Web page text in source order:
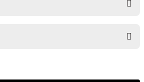
öneri formunu kullanarak tarafımıza
ilk yorumu siz yapın!